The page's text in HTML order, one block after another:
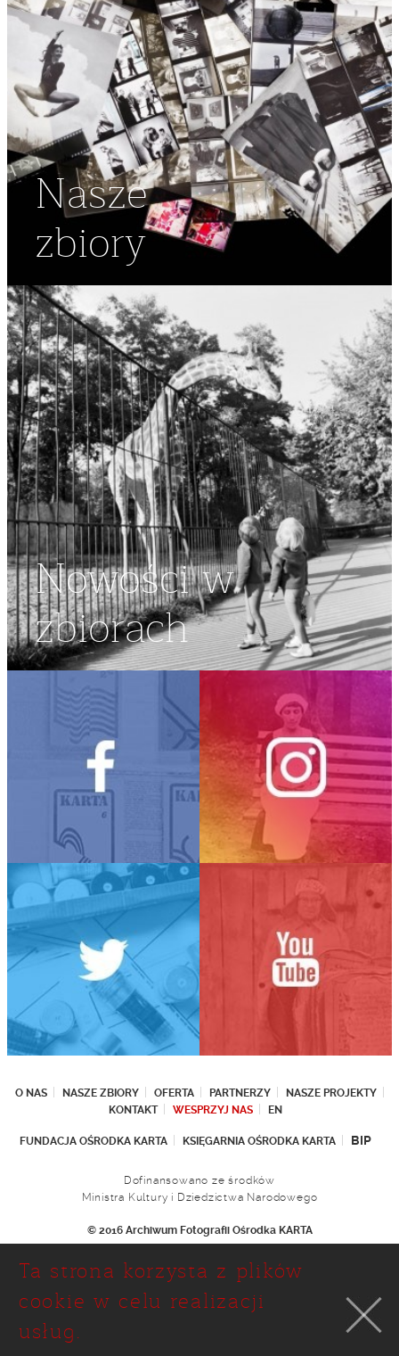
Nasze
zbiory
Nowości w
zbiorach
O NAS NASZE ZBIORY OFERTA PARTNERZY
NASZE PROJEKTY
KONTAKT
WESPRZYJ NAS EN
FUNDACJA OŚRODKA KARTA KSIĘGARNIA OŚRODKA KARTA BIP
Dofinansowano ze środków
Ministra Kultury i Dziedzictwa Narodowego
© 2016 Archiwum Fotografii Ośrodka KARTA
Ul. Narbutta 29
02-536 Warszawa
tel.: (+48 22) 646 36 90
Ta strona korzysta z plików
cookie w celu realizacji
usług.